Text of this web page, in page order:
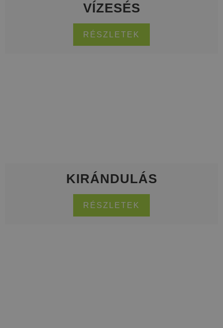
VÍZESÉS
RÉSZLETEK
KIRÁNDULÁS
RÉSZLETEK